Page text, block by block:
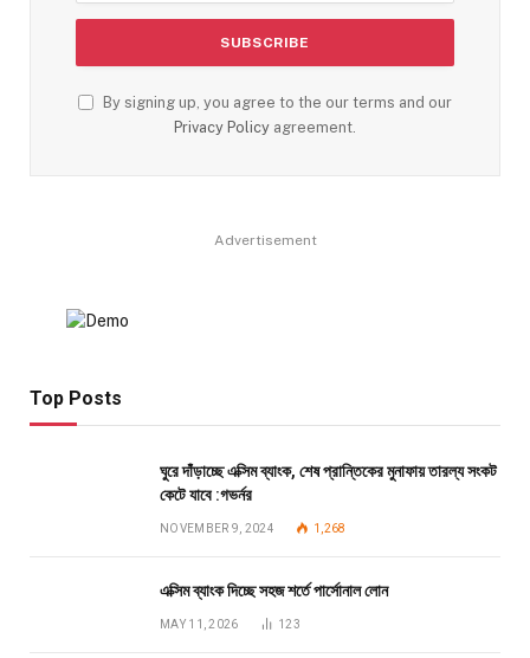
By signing up, you agree to the our terms and our
Privacy Policy agreement.
Advertisement
Top Posts
ঘুরে দাঁড়াচ্ছে এক্সিম ব্যাংক, শেষ প্রান্তিকের মুনাফায় তারল্য সংকট
কেটে যাবে :গভর্নর
NOVEMBER 9, 2024 1,268
এক্সিম ব্যাংক দিচ্ছে সহজ শর্তে পার্সোনাল লোন
MAY 11, 2026 123